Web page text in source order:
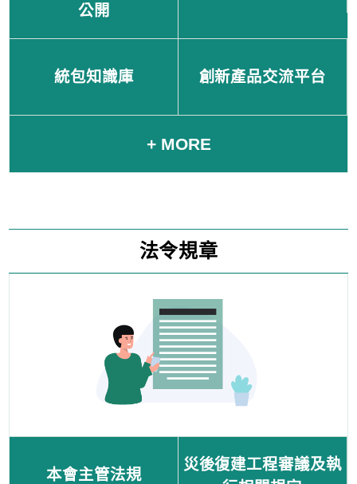
公開
統包知識庫 創新產品交流平台
+ MORE
法令規章
本會主管法規
災後復建工程審議及執